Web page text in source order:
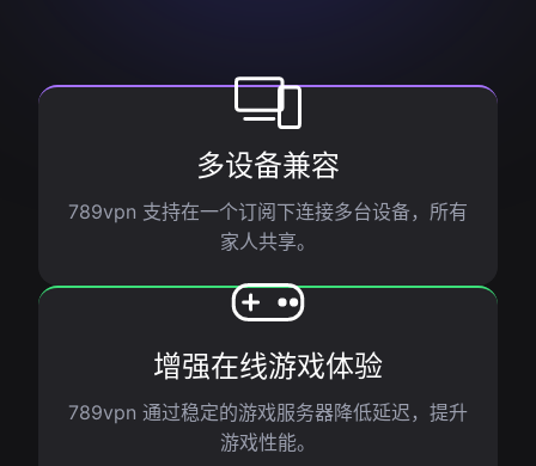
多设备兼容
789vpn 支持在一个订阅下连接多台设备，所有
家人共享。
增强在线游戏体验
789vpn 通过稳定的游戏服务器降低延迟，提升
游戏性能。